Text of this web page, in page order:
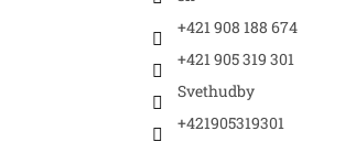
+421 908 188 674
+421 905 319 301
Svethudby
+421905319301